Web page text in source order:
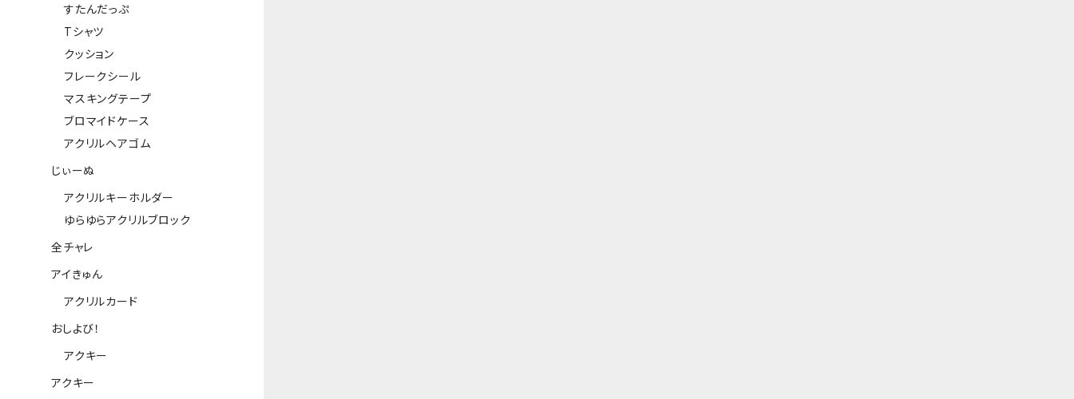
すたんだっぷ
Tシャツ
クッション
フレークシール
マスキングテープ
ブロマイドケース
アクリルヘアゴム
じぃーぬ
アクリルキーホルダー
ゆらゆらアクリルブロック
全チャレ
アイきゅん
アクリルカード
おしよび！
アクキー
アクキー